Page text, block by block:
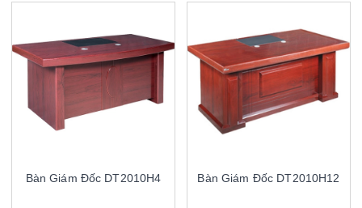
Bàn Giám Đốc DT2010H4 Bàn Giám Đốc DT2010H12